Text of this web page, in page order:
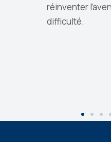
réinventer
difficulté.